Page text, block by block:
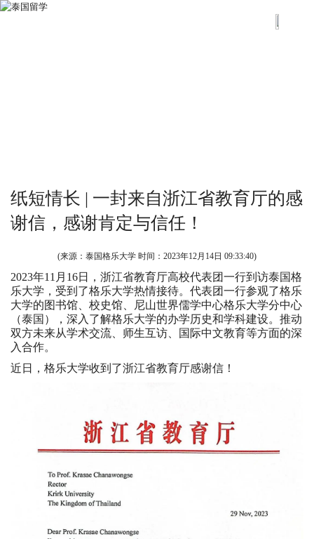
纸短情长 | 一封来自浙江省教育厅的感
谢信，感谢肯定与信任！
(来源：泰国格乐大学 时间： 2023年12月14日 09:33:40)
2023年11月16日，浙江省教育厅高校代表团一行到访泰国格
乐大学，受到了格乐大学热情接待。代表团一行参观了格乐
大学的图书馆、校史馆、尼山世界儒学中心格乐大学分中心
（泰国），深入了解格乐大学的办学历史和学科建设。推动
双方未来从学术交流、师生互访、国际中文教育等方面的深
入合作。
近日，格乐大学收到了浙江省教育厅感谢信！